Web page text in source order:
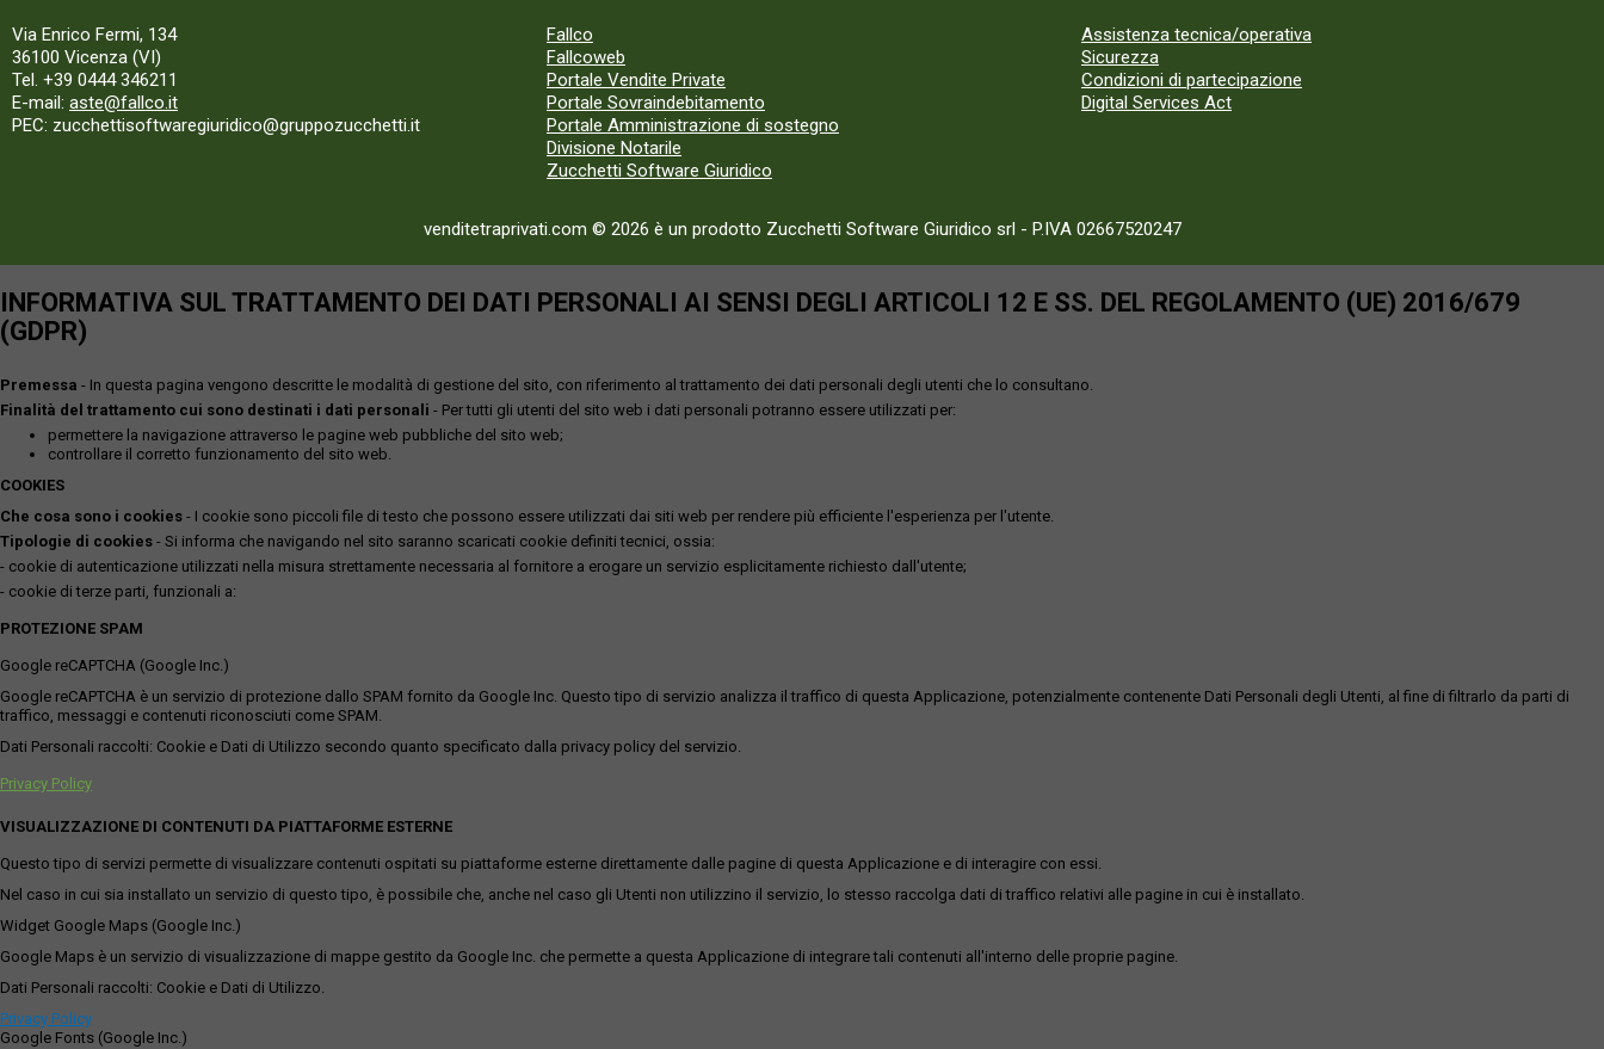
Via Enrico Fermi, 134
36100 Vicenza (VI)
Tel. +39 0444 346211
E-mail: aste@fallco.it
PEC: zucchettisoftwaregiuridico@gruppozucchetti.it
Fallco
Fallcoweb
Portale Vendite Private
Portale Sovraindebitamento
Portale Amministrazione di sostegno
Divisione Notarile
Zucchetti Software Giuridico
Assistenza tecnica/operativa
Sicurezza
Condizioni di partecipazione
Digital Services Act
venditetraprivati.com © 2026 è un prodotto Zucchetti Software Giuridico srl - P.IVA 02667520247
INFORMATIVA SUL TRATTAMENTO DEI DATI PERSONALI AI SENSI DEGLI ARTICOLI 12 E SS. DEL REGOLAMENTO (UE) 2016/679
(GDPR)
Premessa - In questa pagina vengono descritte le modalità di gestione del sito, con riferimento al trattamento dei dati personali degli utenti che lo consultano.
Finalità del trattamento cui sono destinati i dati personali - Per tutti gli utenti del sito web i dati personali potranno essere utilizzati per:
permettere la navigazione attraverso le pagine web pubbliche del sito web;
controllare il corretto funzionamento del sito web.
COOKIES
Che cosa sono i cookies - I cookie sono piccoli file di testo che possono essere utilizzati dai siti web per rendere più efficiente l'esperienza per l'utente.
Tipologie di cookies - Si informa che navigando nel sito saranno scaricati cookie definiti tecnici, ossia:
- cookie di autenticazione utilizzati nella misura strettamente necessaria al fornitore a erogare un servizio esplicitamente richiesto dall'utente;
- cookie di terze parti, funzionali a:
PROTEZIONE SPAM
Google reCAPTCHA (Google Inc.)
Google reCAPTCHA è un servizio di protezione dallo SPAM fornito da Google Inc. Questo tipo di servizio analizza il traffico di questa Applicazione, potenzialmente contenente Dati Personali degli Utenti, al fine di filtrarlo da parti di
traffico, messaggi e contenuti riconosciuti come SPAM.
Dati Personali raccolti: Cookie e Dati di Utilizzo secondo quanto specificato dalla privacy policy del servizio.
Privacy Policy
VISUALIZZAZIONE DI CONTENUTI DA PIATTAFORME ESTERNE
Questo tipo di servizi permette di visualizzare contenuti ospitati su piattaforme esterne direttamente dalle pagine di questa Applicazione e di interagire con essi.
Nel caso in cui sia installato un servizio di questo tipo, è possibile che, anche nel caso gli Utenti non utilizzino il servizio, lo stesso raccolga dati di traffico relativi alle pagine in cui è installato.
Widget Google Maps (Google Inc.)
Google Maps è un servizio di visualizzazione di mappe gestito da Google Inc. che permette a questa Applicazione di integrare tali contenuti all'interno delle proprie pagine.
Dati Personali raccolti: Cookie e Dati di Utilizzo.
Privacy Policy
Google Fonts (Google Inc.)